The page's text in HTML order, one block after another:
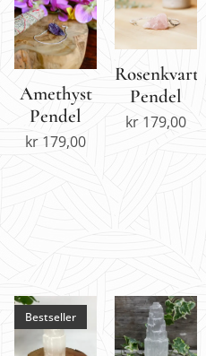
Amethyst
Pendel
kr 179,00
Rosenkvarts
Pendel
kr 179,00
Bestseller